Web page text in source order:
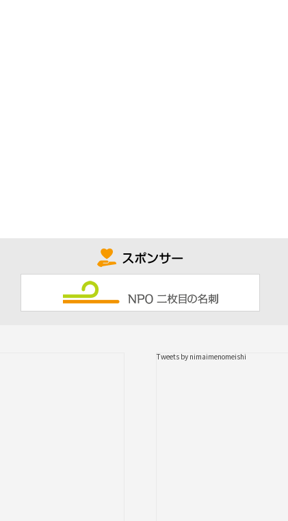
Tweets by nimaimenomeishi